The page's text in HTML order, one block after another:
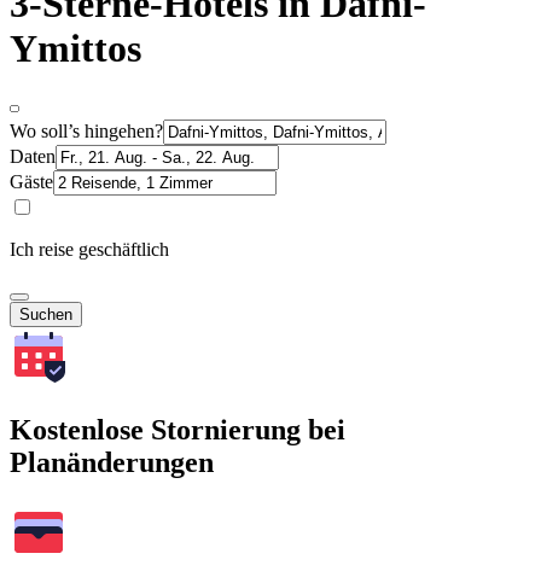
Ymittos
Wo soll’s hingehen?
Daten
Gäste
Ich reise geschäftlich
Suchen
Kostenlose Stornierung bei
Planänderungen